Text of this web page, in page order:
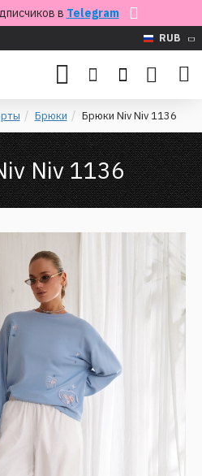
в Telegram
RUB
Брюки Брюки Niv Niv 1136
Niv 1136